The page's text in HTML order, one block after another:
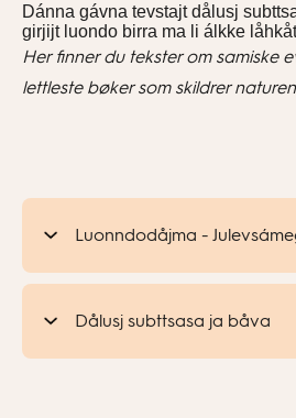
Dánna gávna tevstajt dålusj
girjijt luondo birra ma li álkke
Her finner du tekster om samiske
lettleste bøker som skildrer
Luonndodåjma -
Dålusj subttsasa ja båva